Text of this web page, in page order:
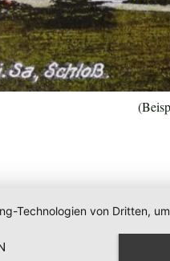
Technologien von Dritten,